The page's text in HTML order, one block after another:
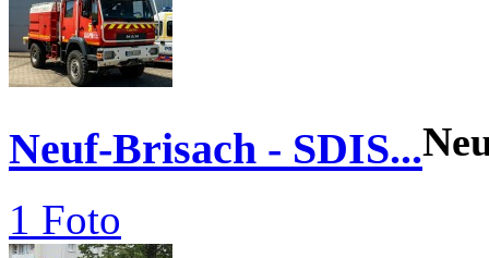
Neuf-Brisach - SDIS...
1 Foto